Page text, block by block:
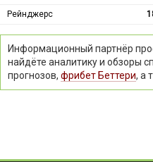
Рейнджерс
Информационный партнёр
найдёте аналитику и обзоры
прогнозов, фрибет Беттери, а